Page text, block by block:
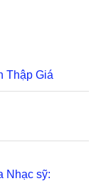
Thập Giá
Nhạc sỹ: